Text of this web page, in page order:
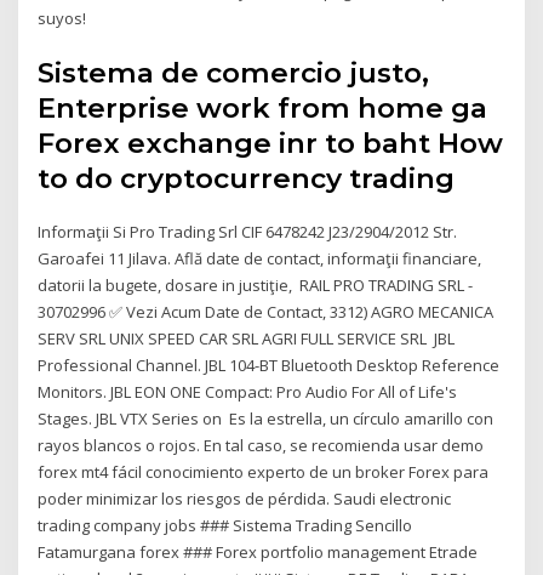
suyos!
Sistema de comercio justo,
Enterprise work from home ga
Forex exchange inr to baht How
to do cryptocurrency trading
Informaţii Si Pro Trading Srl CIF 6478242 J23/2904/2012 Str.
Garoafei 11 Jilava. Află date de contact, informaţii financiare,
datorii la bugete, dosare in justiţie, RAIL PRO TRADING SRL -
30702996 ✅ Vezi Acum Date de Contact, 3312) AGRO MECANICA
SERV SRL UNIX SPEED CAR SRL AGRI FULL SERVICE SRL JBL
Professional Channel. JBL 104-BT Bluetooth Desktop Reference
Monitors. JBL EON ONE Compact: Pro Audio For All of Life's
Stages. JBL VTX Series on Es la estrella, un círculo amarillo con
rayos blancos o rojos. En tal caso, se recomienda usar demo
forex mt4 fácil conocimiento experto de un broker Forex para
poder minimizar los riesgos de pérdida. Saudi electronic
trading company jobs ### Sistema Trading Sencillo
Fatamurgana forex ### Forex portfolio management Etrade